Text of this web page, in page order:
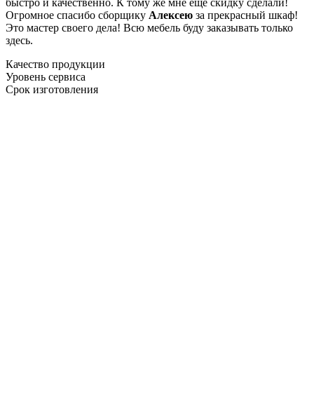
Огромное спасибо сборщику Алексею за прекрасный шкаф!
Это мастер своего дела! Всю мебель буду заказывать только
здесь.
Качество продукции
Уровень сервиса
Срок изготовления